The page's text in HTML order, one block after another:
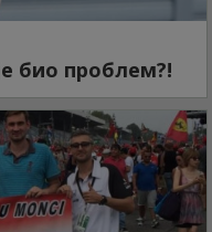
био проблем?!